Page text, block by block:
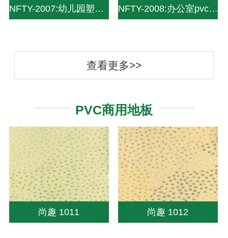
NFTY-2007:幼儿园塑胶地板|幼儿园塑胶地面|幼儿园pvc地板|pvc儿童地板—中山南方pvc塑 NFTY-2008:办公室pvc塑胶地板|pvc办公室用地板|办公地板-中山南方pvc塑胶地板
查看更多>>
PVC商用地板
尚趣 1011 尚趣 1012